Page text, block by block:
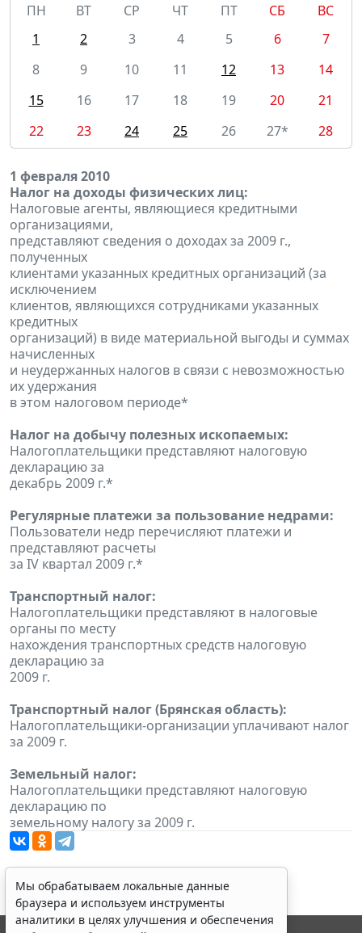
ПН
ВТ СР ЧТ ПТ СБ
ВС
1
2 3 4 5 6
7
8
9 10 11 12 13
14
15
16 17 18 19 20
21
22
23 24 25 26 27* 28
1 февраля 2010
Налог на доходы физических лиц:
Налоговые агенты, являющиеся кредитными
организациями,
представляют сведения о доходах за 2009 г.,
полученных
клиентами указанных кредитных организаций (за
исключением
клиентов, являющихся сотрудниками указанных
кредитных
организаций) в виде материальной выгоды и суммах
начисленных
и неудержанных налогов в связи с невозможностью
их удержания
в этом налоговом периоде*
Налог на добычу полезных ископаемых:
Налогоплательщики представляют налоговую
декларацию за
декабрь 2009 г.*
Регулярные платежи за пользование недрами:
Пользователи недр перечисляют платежи и
представляют расчеты
за IV квартал 2009 г.*
Транспортный налог:
Налогоплательщики представляют в налоговые
органы по месту
нахождения транспортных средств налоговую
декларацию за
2009 г.
Транспортный налог (Брянская область):
Налогоплательщики-организации уплачивают налог
за 2009 г.
Земельный налог:
Налогоплательщики представляют налоговую
декларацию по
земельному налогу за 2009 г.
Мы обрабатываем локальные данные
браузера и используем инструменты
аналитики в целях улучшения и обеспечения